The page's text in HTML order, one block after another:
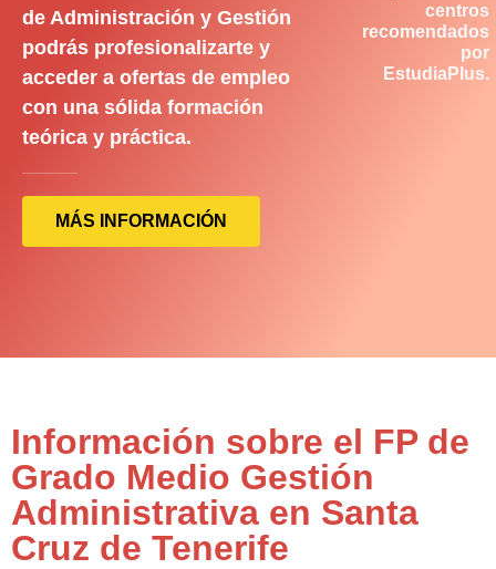
de Administración y Gestión
podrás profesionalizarte y
acceder a ofertas de empleo
con una sólida formación
teórica y práctica.
MÁS INFORMACIÓN
centros
recomendados
por
EstudiaPlus.
Información sobre el FP de
Grado Medio Gestión
Administrativa en Santa
Cruz de Tenerife